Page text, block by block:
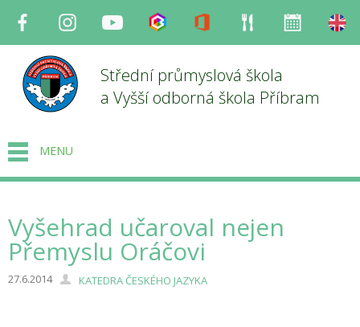
Facebook InstagramYoutube Bakaláři Office Strava
Střední průmyslová škola
a Vyšší odborná škola Příbram
MENU
Vyšehrad učaroval nejen
Přemyslu Oráčovi
27.6.2014 KATEDRA ČESKÉHO JAZYKA